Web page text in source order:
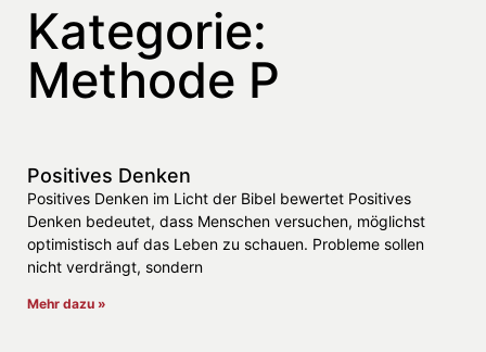
Kategorie:
Methode P
Positives Denken
Positives Denken im Licht der Bibel bewertet Positives
Denken bedeutet, dass Menschen versuchen, möglichst
optimistisch auf das Leben zu schauen. Probleme sollen
nicht verdrängt, sondern
Mehr dazu »